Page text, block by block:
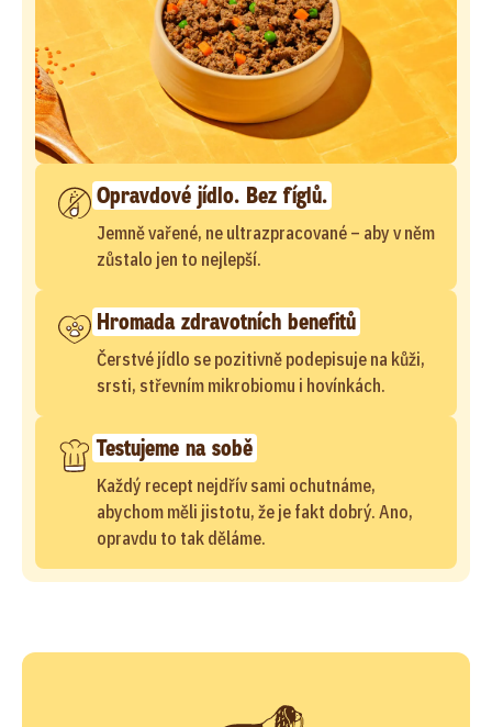
Opravdové jídlo. Bez fíglů.
Jemně vařené, ne ultrazpracované – aby v něm
zůstalo jen to nejlepší.
Hromada zdravotních benefitů
Čerstvé jídlo se pozitivně podepisuje na kůži,
srsti, střevním mikrobiomu i hovínkách.
Testujeme na sobě
Každý recept nejdřív sami ochutnáme,
abychom měli jistotu, že je fakt dobrý. Ano,
opravdu to tak děláme.